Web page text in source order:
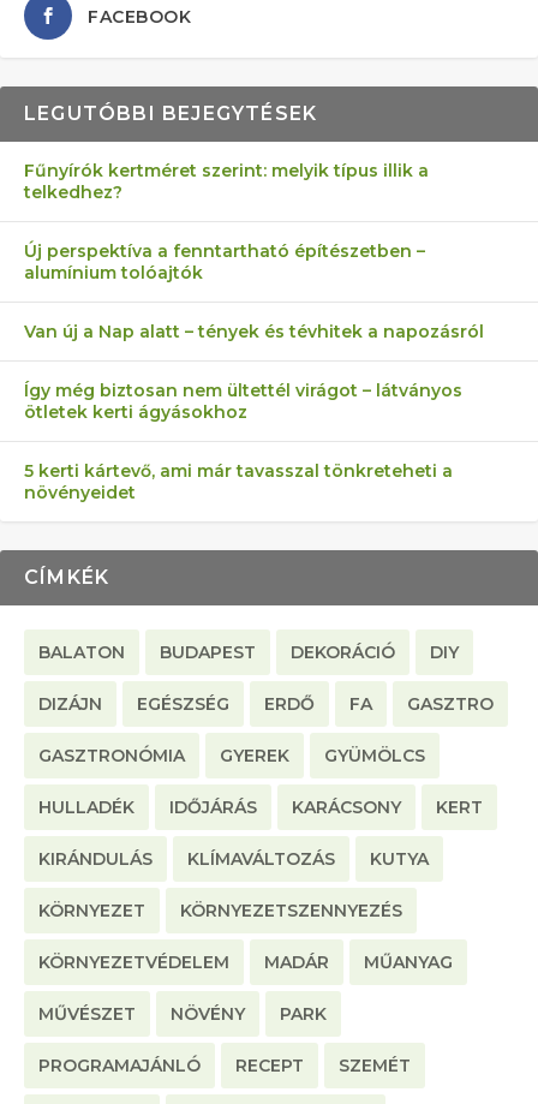
AZ ÖNELLÁTÁS 13 PONTJA
KEZDŐKNEK
6 LEGJOBB NÖVÉNY SZOMSZÉD
ELLEN
MÁRPEDIG A TŰZIJÁTÉK NEM MENŐ!
FÉLREÉRTETT KERTÉSZKEDÉS:
TÉRKŐ ÉS MURVA
AKI ELDOBÁLJA A CIGICSIKKEKET,
AZ EGY KÖ…
FACEBOOK
LEGUTÓBBI BEJEGYTÉSEK
Fűnyírók kertméret szerint: melyik típus illik a
telkedhez?
Új perspektíva a fenntartható építészetben –
alumínium tolóajtók
Van új a Nap alatt – tények és tévhitek a napozásról
Így még biztosan nem ültettél virágot – látványos
ötletek kerti ágyásokhoz
5 kerti kártevő, ami már tavasszal tönkreteheti a
növényeidet
CÍMKÉK
BALATON BUDAPEST DEKORÁCIÓ DIY
DIZÁJN EGÉSZSÉG ERDŐ FA GASZTRO
GASZTRONÓMIA GYEREK GYÜMÖLCS
HULLADÉK IDŐJÁRÁS KARÁCSONY KERT
KIRÁNDULÁS KLÍMAVÁLTOZÁS KUTYA
KÖRNYEZET KÖRNYEZETSZENNYEZÉS
KÖRNYEZETVÉDELEM MADÁR MŰANYAG
MŰVÉSZET NÖVÉNY PARK
PROGRAMAJÁNLÓ RECEPT SZEMÉT